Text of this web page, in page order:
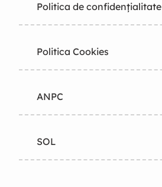
Politica de confidențialitate
Politica Cookies
ANPC
SOL